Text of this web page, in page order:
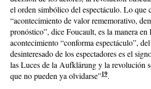
el orden simbólico del espectáculo. Lo que
“acontecimiento de valor rememorativo,
pronóstico”, dice Foucault, es la manera en
acontecimiento “conforma espectáculo”,
desinteresado de los espectadores es el
las Luces de la Aufklärung y la revolución
que no pueden ya olvidarse”19.